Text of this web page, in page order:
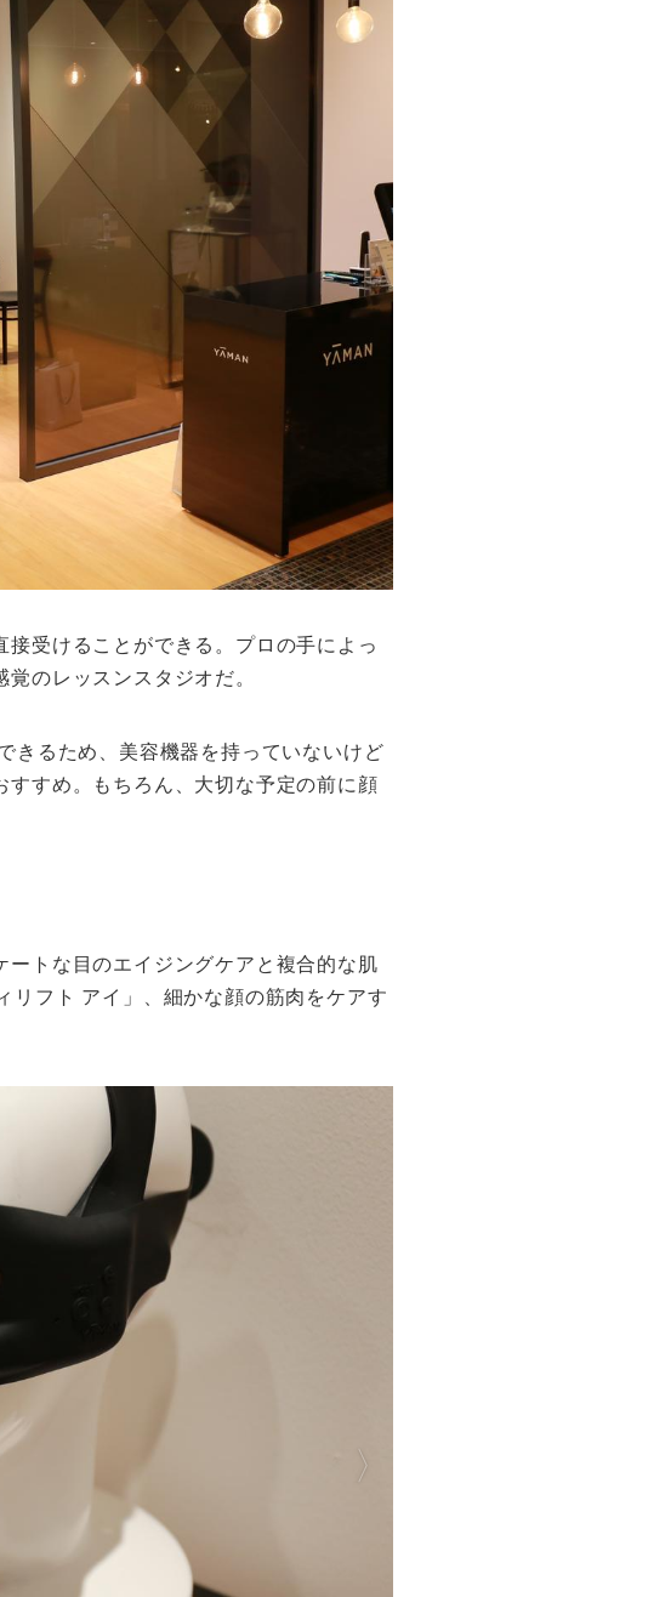
受けることができる。プロの手によっ
のレッスンスタジオだ。
きるため、美容機器を持っていないけど
すめ。もちろん、大切な予定の前に顔
トな目のエイジングケアと複合的な肌
フト アイ」、細かな顔の筋肉をケアす